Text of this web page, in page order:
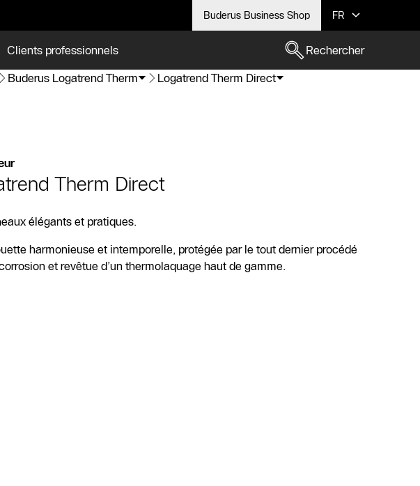
Buderus Business Shop FR
Clients professionnels
Rechercher
Buderus Logatrend Therm Logatrend Therm Direct
Therm Direct
élégants et pratiques.
harmonieuse et intemporelle, protégée par le tout dernier procédé
et revêtue d’un thermolaquage haut de gamme.